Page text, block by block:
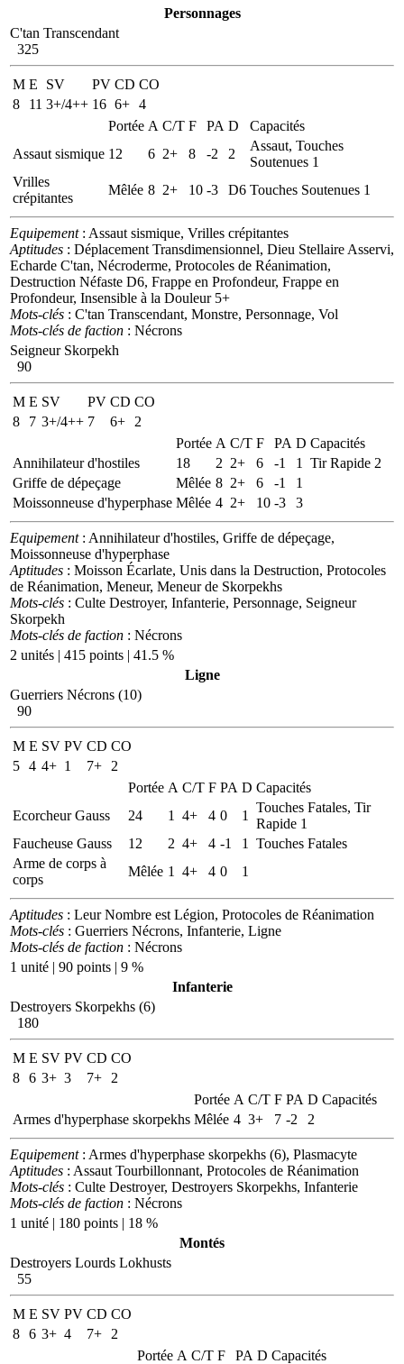
Personnages
C'tan Transcendant
325
M E SV PV CD CO
8
11 3+/4++ 16 6+ 4
Portée A C/T F PA D
Capacités
Assaut sismique 12 6 2+ 8 -2 2
Assaut, Touches
Soutenues 1
Vrilles
crépitantes
Mêlée 8 2+ 10 -3 D6 Touches Soutenues 1
Equipement: Assaut sismique, Vrilles crépitantes
Aptitudes : Déplacement Transdimensionnel, Dieu Stellaire Asservi,
Echarde C'tan, Nécroderme, Protocoles de Réanimation,
Destruction Néfaste D6, Frappe en Profondeur, Frappe en
Profondeur, Insensible à la Douleur 5+
Mots-clés : C'tan Transcendant, Monstre, Personnage, Vol
Mots-clés de faction : Nécrons
Seigneur Skorpekh
90
M E SV PV CD CO
8
7 3+/4++ 7 6+
2
Portée A C/T F PA D Capacités
Annihilateur d'hostiles
18 2 2+ 6 -1 1
Tir Rapide 2
Griffe de dépeçage
Mêlée 8 2+ 6 -1
1
Moissonneuse d'hyperphase Mêlée 4 2+ 10 -3 3
Equipement: Annihilateur d'hostiles, Griffe de dépeçage,
Moissonneuse d'hyperphase
Aptitudes : Moisson Écarlate, Unis dans la Destruction, Protocoles
de Réanimation, Meneur, Meneur de Skorpekhs
Mots-clés : Culte Destroyer, Infanterie, Personnage, Seigneur
Skorpekh
Mots-clés de faction : Nécrons
2 unités | 415 points | 41.5 %
Ligne
Guerriers Nécrons (10)
90
M E SV PV CD CO
5 4 4+ 1 7+
2
Portée A C/T F PA D Capacités
Ecorcheur Gauss
24 1 4+ 4 0 1
Touches Fatales, Tir
Rapide 1
Faucheuse Gauss
12 2 4+ 4 -1 1
Touches Fatales
Arme de corps à
corps
Mêlée 1 4+ 4 0 1
Aptitudes : Leur Nombre est Légion, Protocoles de Réanimation
Mots-clés : Guerriers Nécrons, Infanterie, Ligne
Mots-clés de faction : Nécrons
1 unité | 90 points | 9 %
Infanterie
Destroyers Skorpekhs (6)
180
M E SV PV CD CO
8 6 3+ 3 7+
2
Portée A C/T F PA D Capacités
Armes d'hyperphase skorpekhs Mêlée 4 3+ 7 -2 2
Equipement: Armes d'hyperphase skorpekhs (6), Plasmacyte
Aptitudes : Assaut Tourbillonnant, Protocoles de Réanimation
Mots-clés : Culte Destroyer, Destroyers Skorpekhs, Infanterie
Mots-clés de faction : Nécrons
1 unité | 180 points | 18 %
Montés
Destroyers Lourds Lokhusts
55
M E SV PV CD CO
8 6 3+ 4 7+
2
Portée A C/T F PA D Capacités